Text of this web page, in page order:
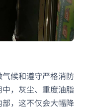
候和遵守严格消防
，灰尘、重度油脂
，这不仅会大幅降